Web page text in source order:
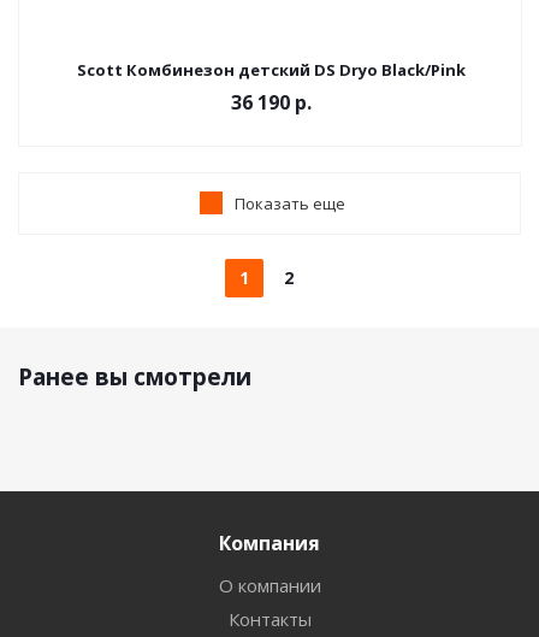
Scott Комбинезон детский DS Dryo Black/Pink
36 190 р.
Показать еще
1 2
Ранее вы смотрели
Компания
О компании
Контакты